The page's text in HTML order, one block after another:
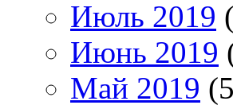
Июль 2019
Июнь 2019
Май 2019